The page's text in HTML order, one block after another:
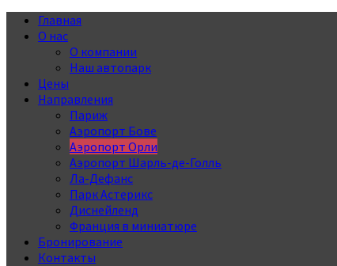
Главная
О нас
О компании
Наш автопарк
Цены
Направления
Париж
Аэропорт Бове
Аэропорт Орли
Аэропорт Шарль-де-Голль
Ла-Дефанс
Парк Астерикс
Диснейленд
Франция в миниатюре
Бронирование
Контакты